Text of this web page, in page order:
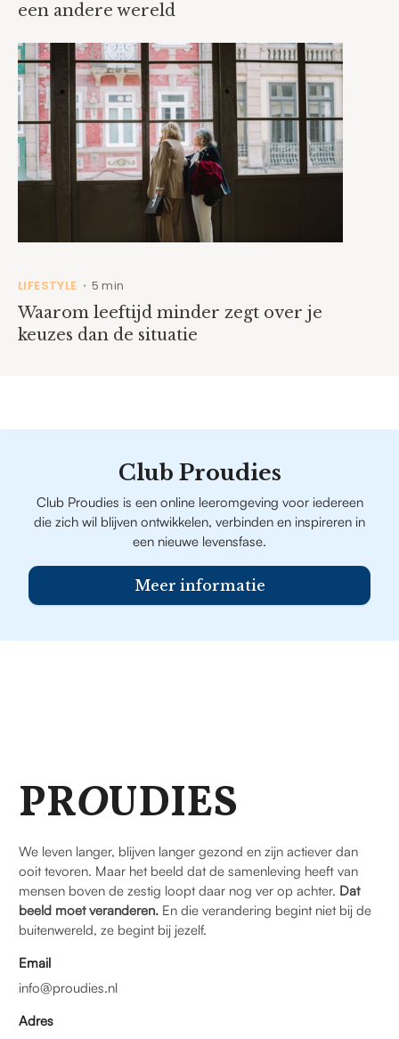
een andere wereld
LIFESTYLE • 5 min
Waarom leeftijd minder zegt over je
keuzes dan de situatie
Club Proudies
Club Proudies is een online leeromgeving voor iedereen
die zich wil blijven ontwikkelen, verbinden en inspireren in
een nieuwe levensfase.
Meer informatie
PROUDIES
We leven langer, blijven langer gezond en zijn actiever dan
ooit tevoren. Maar het beeld dat de samenleving heeft van
mensen boven de zestig loopt daar nog ver op achter. Dat
beeld moet veranderen. En die verandering begint niet bij de
buitenwereld, ze begint bij jezelf.
Email
info@proudies.nl
Adres